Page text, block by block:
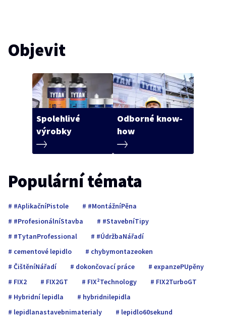
Objevit
Spolehlivé
výrobky
Odborné know-
how
Populární témata
#AplikačníPistole
#MontážníPěna
#ProfesionálníStavba
#StavebníTipy
#TytanProfessional
#ÚdržbaNářadí
cementové lepidlo
chybymontazeoken
ČištěníNářadí
dokončovací práce
expanzePUpěny
FIX2
FIX2GT FIX²Technology
FIX2TurboGT
Hybridní lepidla
hybridnilepidla
lepidlanastavebnimaterialy
lepidlo60sekund